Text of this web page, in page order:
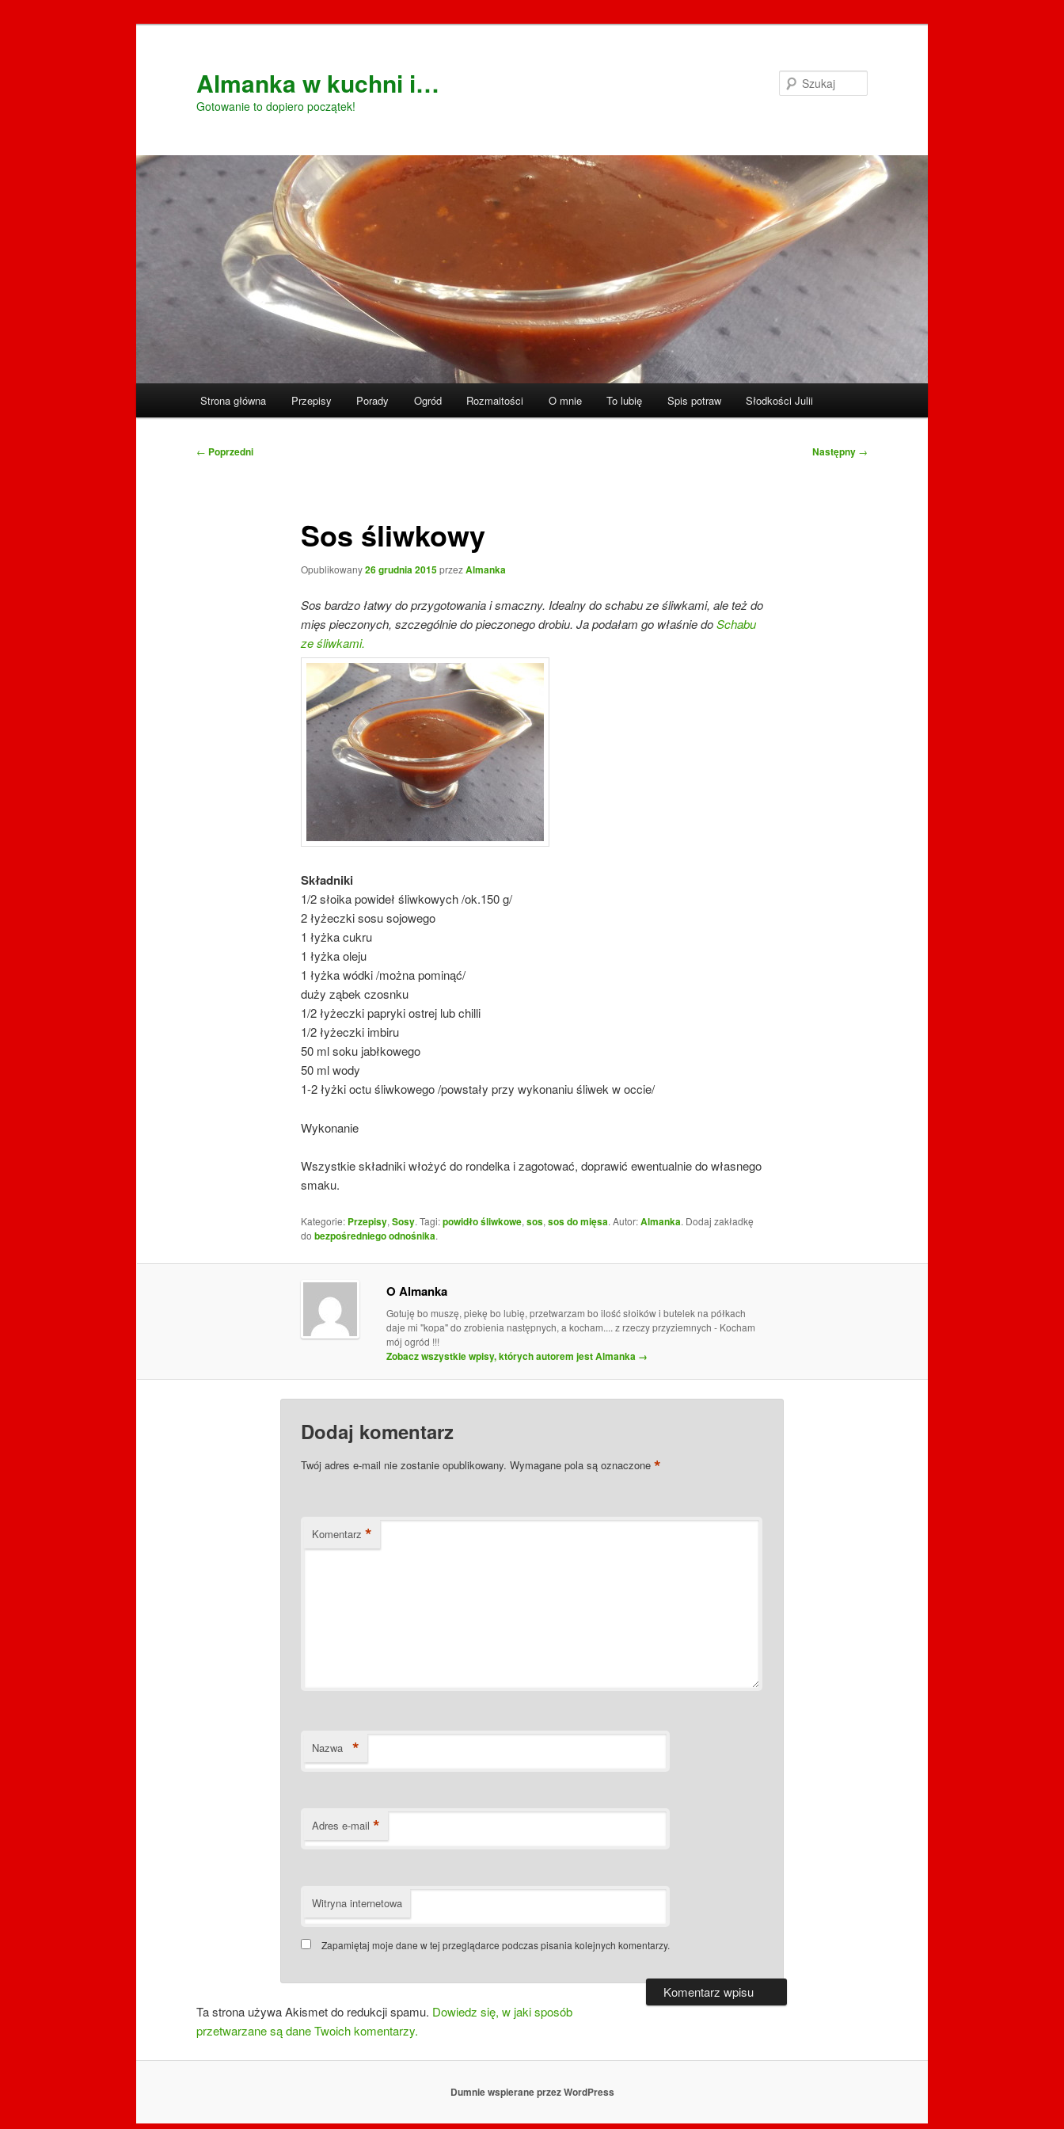
Almanka w kuchni i…
Gotowanie to dopiero początek!
Strona główna Przepisy Porady Ogród Rozmaitości O mnie To lubię Spis potraw Słodkości Julii
Nawigacja
← Poprzedni Następny →
Sos śliwkowy
Opublikowany26 grudnia 2015przezAlmanka
Sos bardzo łatwy do przygotowania i smaczny. Idealny do schabu ze śliwkami, ale też do
mięs pieczonych, szczególnie do pieczonego drobiu. Ja podałam go właśnie doSchabu
ze śliwkami.
Składniki
1/2 słoika powideł śliwkowych /ok.150 g/
2 łyżeczki sosu sojowego
1 łyżka cukru
1 łyżka oleju
1 łyżka wódki /można pominąć/
duży ząbek czosnku
1/2 łyżeczki papryki ostrej lub chilli
1/2 łyżeczki imbiru
50 ml soku jabłkowego
50 ml wody
1-2 łyżki octu śliwkowego /powstały przy wykonaniu śliwek w occie/
Wykonanie
Wszystkie składniki włożyć do rondelka i zagotować, doprawić ewentualnie do własnego
smaku.
Kategorie: Przepisy, Sosy. Tagi:powidło śliwkowe, sos, sos do mięsa. Autor:Almanka. Dodaj zakładkę
do bezpośredniego odnośnika.
O Almanka
Gotuję bo muszę, piekę bo lubię, przetwarzam bo ilość słoików i butelek na półkach
daje mi "kopa" do zrobienia następnych, a kocham.... z rzeczy przyziemnych - Kocham
mój ogród !!!
Zobacz wszystkie wpisy, których autorem jest Almanka →
Dodaj komentarz
Twój adres e-mail nie zostanie opublikowany. Wymagane pola są oznaczone *
Komentarz *
Nazwa *
Adres e-mail *
Witryna internetowa
Zapamiętaj moje dane w tej przeglądarce podczas pisania kolejnych komentarzy.
Ta strona używa Akismet do redukcji spamu. Dowiedz się, w jaki sposób
przetwarzane są dane Twoich komentarzy.
Dumnie wspierane przez WordPress